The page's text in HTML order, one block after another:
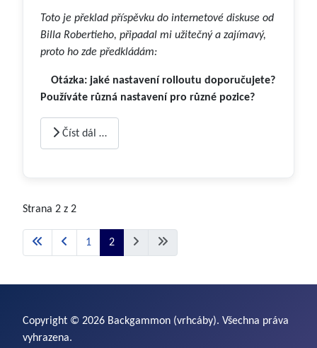
Toto je překlad příspěvku do internetové diskuse od
Billa Robertieho, připadal mi užitečný a zajímavý,
proto ho zde předkládám:
Otázka: jaké nastavení rolloutu doporučujete?
Používáte různá nastavení pro různé pozice?
Číst dál …
Strana 2 z 2
1 2
Copyright © 2026 Backgammon (vrhcáby). Všechna práva
vyhrazena.